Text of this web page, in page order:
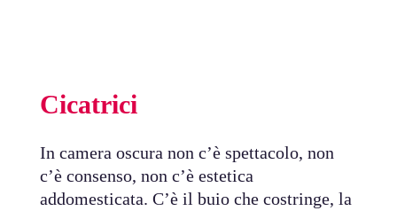
Cicatrici
In camera oscura non c’è spettacolo, non
c’è consenso, non c’è estetica
addomesticata. C’è il buio che costringe, la